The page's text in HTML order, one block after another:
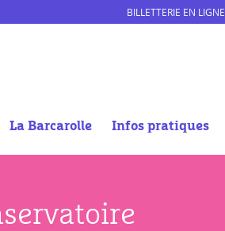
BILLETTERIE EN LIGNE
La Barcarolle Infos pratiques